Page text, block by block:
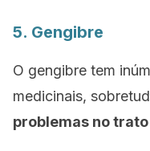
5. Gengibre
O gengibre tem
medicinais,
problemas no